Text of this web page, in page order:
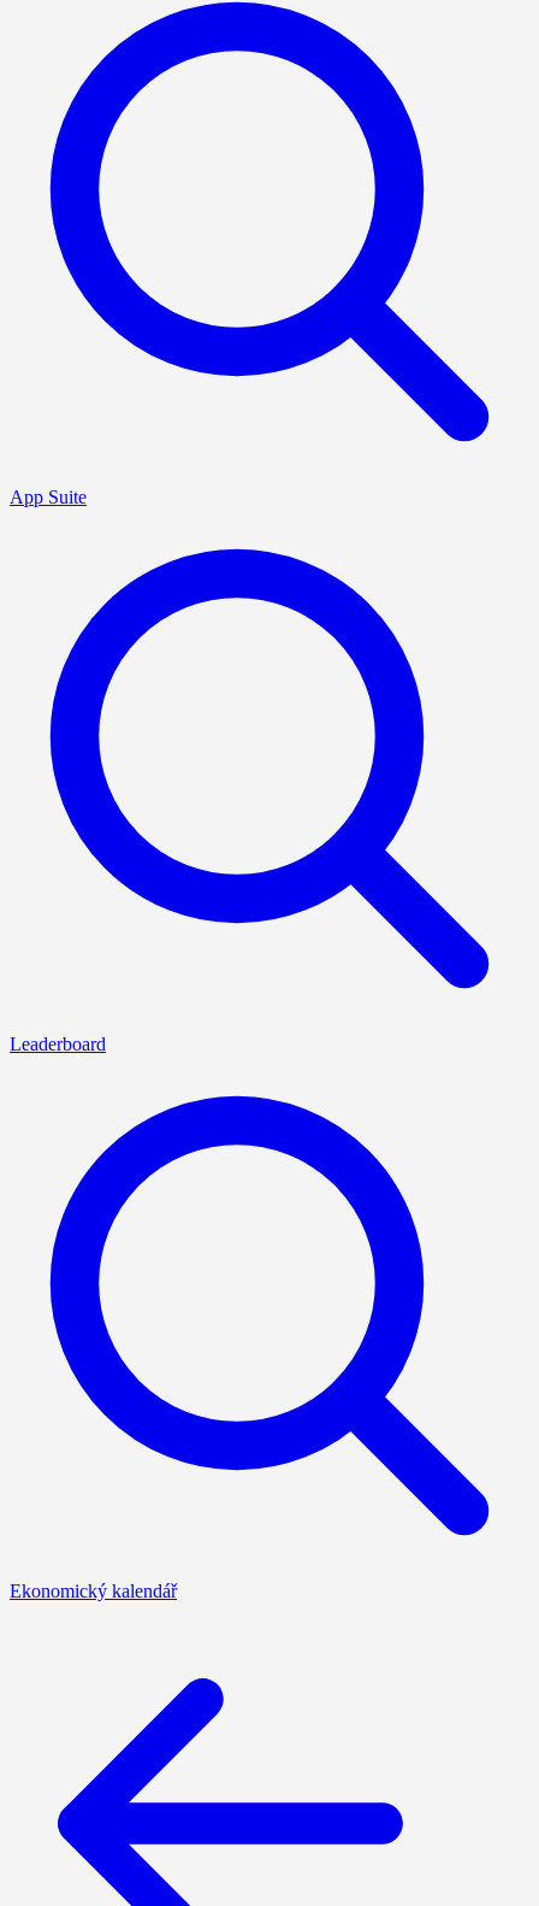
App Suite
Leaderboard
Ekonomický kalendář